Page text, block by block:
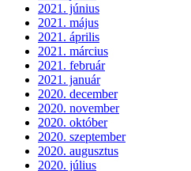
2021. június
2021. május
2021. április
2021. március
2021. február
2021. január
2020. december
2020. november
2020. október
2020. szeptember
2020. augusztus
2020. július